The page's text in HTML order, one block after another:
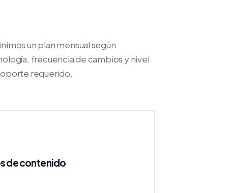
un plan mensual según
frecuencia de cambios y nivel
requerido.
de contenido